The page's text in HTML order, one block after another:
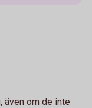
även om de inte